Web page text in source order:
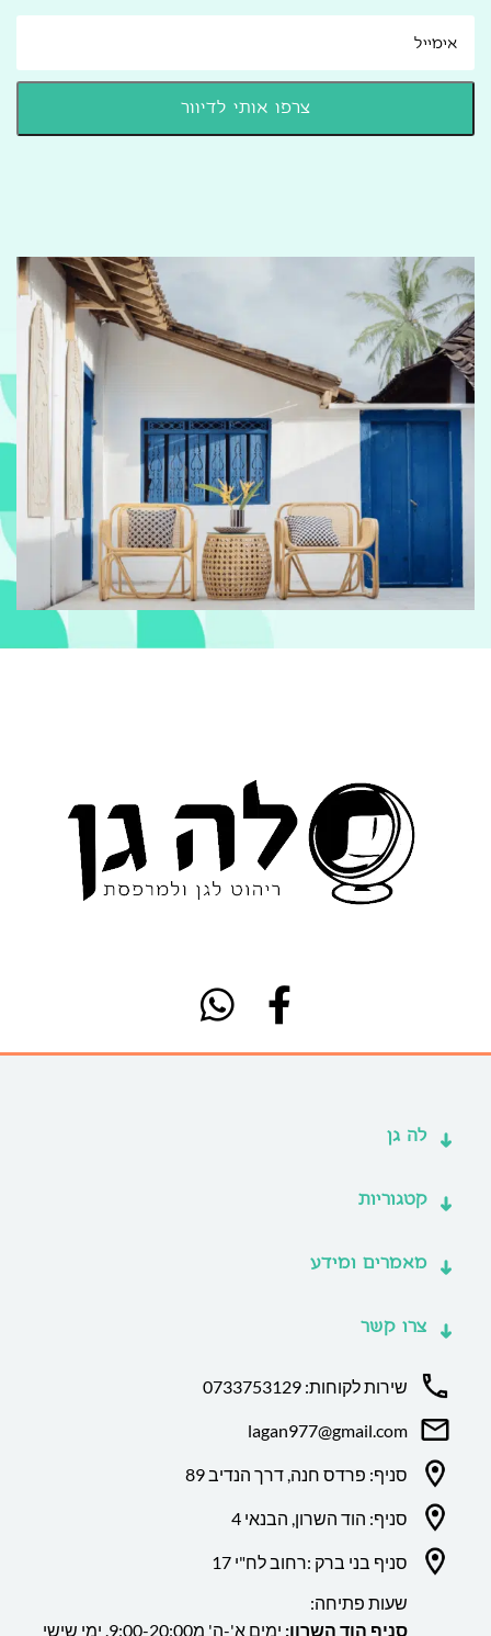
לה גן
קטגוריות
מאמרים ומידע
צרו קשר
שירות לקוחות: 0733753129
lagan977@gmail.com
סניף: פרדס חנה, דרך הנדיב 89
סניף: הוד השרון, הבנאי 4
סניף בני ברק :רחוב לח"י 17
שעות פתיחה:
סניף הוד השרון:
ימים א'-ה' מ9:00-20:00. ימי שישי